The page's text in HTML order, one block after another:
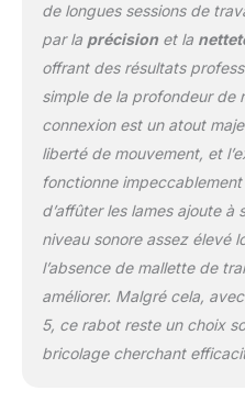
de longues sessions de
par la précisionet la
offrant des résultats
simple de la profondeur de
connexion est un atout
liberté de mouvement, et
fonctionne
d’affûter les lames ajoute
niveau sonore assez élevé
l’absence de mallette de
améliorer. Malgré cela,
5, ce rabot reste un choix
bricolage cherchant